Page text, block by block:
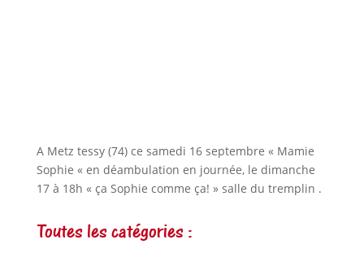
A Metz tessy (74) ce samedi 16 septembre « Mamie
Sophie « en déambulation en journée, le dimanche
17 à 18h « ça Sophie comme ça! » salle du tremplin .
Toutes les catégories :